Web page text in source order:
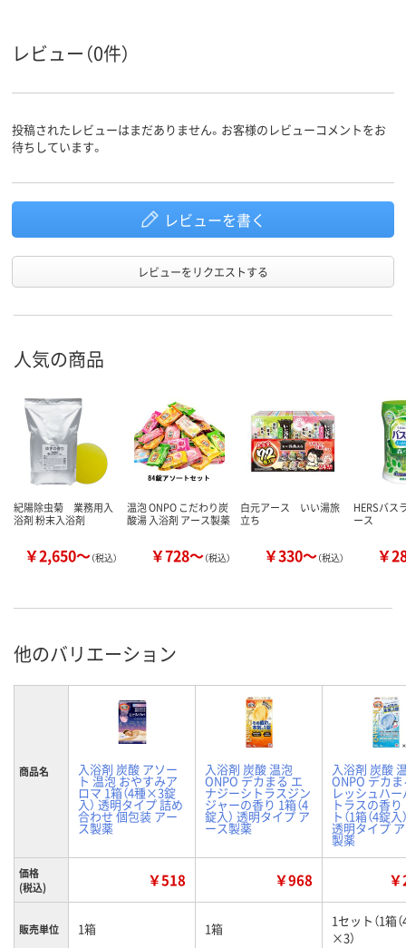
レビュー（0件）
投稿されたレビューはまだありません。お客様のレビューコメントをお
待ちしています。
レビューを書く
レビューをリクエストする
人気の商品
紀陽除虫菊 業務用入
浴剤 粉末入浴剤
￥2,650～（税込）
温泡 ONPO こだわり炭
酸湯 入浴剤 アース製薬
￥728～（税込）
白元アース いい湯旅
立ち
￥330～（税込）
HERSバス
ース
￥
他のバリエーション
商品名 入浴剤 炭酸 アソー
ト 温泡 おやすみア
ロマ 1箱（4種×3錠
入） 透明タイプ 詰め
合わせ 個包装 アー
ス製薬
入浴剤 炭酸 温泡
ONPO デカまる エ
ナジーシトラスジン
ジャーの香り 1箱（4
錠入） 透明タイプ ア
ース製薬
入浴剤 炭酸
ONPO デカ
レッシュハ
トラスの香
ト（1箱（4錠入
透明タイプ
製薬
価格
(税込)
￥518 ￥968
販売単位 1箱 1箱
1セット（1箱
×3）